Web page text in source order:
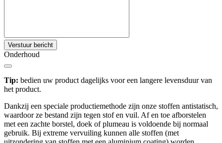
Verstuur bericht
Onderhoud
Tip: bedien uw product dagelijks voor een langere levensduur van
het product.
Dankzij een speciale productiemethode zijn onze stoffen antistatisch,
waardoor ze bestand zijn tegen stof en vuil. Af en toe afborstelen
met een zachte borstel, doek of plumeau is voldoende bij normaal
gebruik. Bij extreme vervuiling kunnen alle stoffen (met